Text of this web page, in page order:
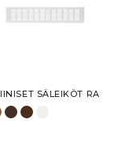
SÄLEIKÖT RA